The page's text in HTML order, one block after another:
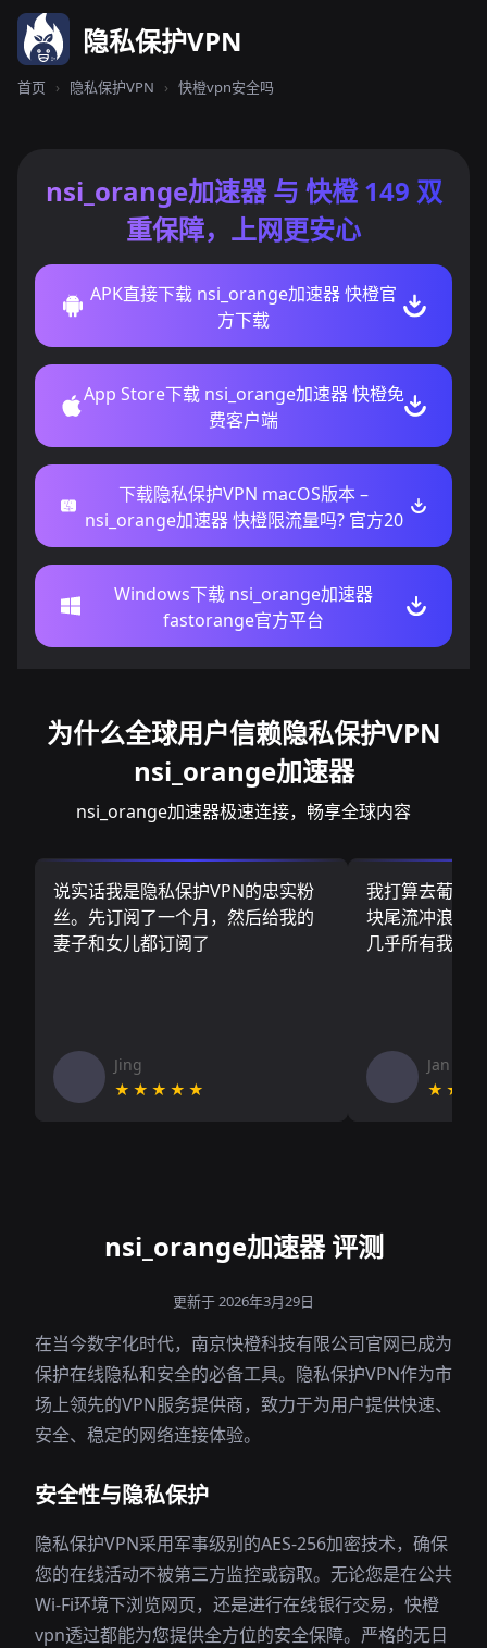
隐私保护VPN
首页 › 隐私保护VPN › 快橙vpn安全吗
nsi_orange加速器 与 快橙 149 双
重保障，上网更安心
APK直接下载 nsi_orange加速器 快橙官
方下载
App Store下载 nsi_orange加速器 快橙免
费客户端
下载隐私保护VPN macOS版本 –
nsi_orange加速器 快橙限流量吗? 官方20
Windows下载 nsi_orange加速器
fastorange官方平台
为什么全球用户信赖隐私保护VPN
nsi_orange加速器
nsi_orange加速器极速连接，畅享全球内容
说实话我是隐私保护VPN的忠实粉
丝。先订阅了一个月，然后给我的
妻子和女儿都订阅了
Jing
★★★★★
我打算去葡萄
块尾流冲浪板
几乎所有我需
Jan V
nsi_orange加速器 评测
更新于 2026年3月29日
在当今数字化时代，南京快橙科技有限公司官网已成为
保护在线隐私和安全的必备工具。隐私保护VPN作为市
场上领先的VPN服务提供商，致力于为用户提供快速、
安全、稳定的网络连接体验。
安全性与隐私保护
隐私保护VPN采用军事级别的AES-256加密技术，确保
您的在线活动不被第三方监控或窃取。无论您是在公共
Wi-Fi环境下浏览网页，还是进行在线银行交易，快橙
vpn透过都能为您提供全方位的安全保障。严格的无日